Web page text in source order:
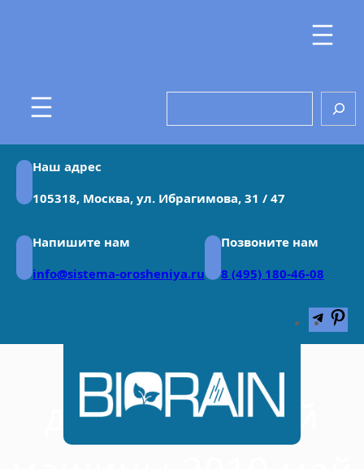
Наш адрес
105318, Москва, ул. Ибрагимова, 31 / 47
Напишите нам
info@sistema-orosheniya.ru
Позвоните нам
8 (495) 180-46-08
Монтаж
дождевальной